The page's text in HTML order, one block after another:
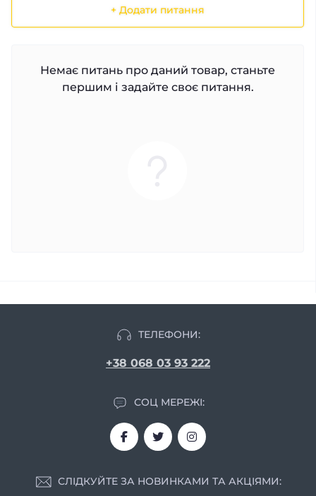
+ Додати питання
Немає питань про даний товар, станьте
першим і задайте своє питання.
ТЕЛЕФОНИ:
+38 068 03 93 222
СОЦ МЕРЕЖІ:
СЛІДКУЙТЕ ЗА НОВИНКАМИ ТА АКЦІЯМИ: